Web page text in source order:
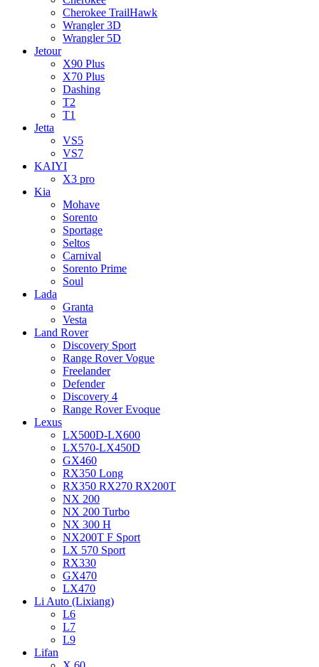
Cherokee TrailHawk
Wrangler 3D
Wrangler 5D
Jetour
X90 Plus
X70 Plus
Dashing
T2
T1
Jetta
VS5
VS7
KAIYI
X3 pro
Kia
Mohave
Sorento
Sportage
Seltos
Carnival
Sorento Prime
Soul
Lada
Granta
Vesta
Land Rover
Discovery Sport
Range Rover Vogue
Freelander
Defender
Discovery 4
Range Rover Evoque
Lexus
LX500D-LX600
LX570-LX450D
GX460
RX350 Long
RX350 RX270 RX200T
NX 200
NX 200 Turbo
NX 300 H
NX200T F Sport
LX 570 Sport
RX330
GX470
LX470
Li Auto (Lixiang)
L6
L7
L9
Lifan